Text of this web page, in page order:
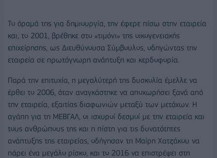
Το όραμά της για δημιουργία, την έφερε πίσω στην εταιρεία
και, το 2001, βρέθηκε στο «τιμόνι» της οικογενειακής
επιχείρησης, ως Διευθύνουσα Σύμβουλος, οδηγώντας την
εταιρεία σε πρωτόγνωρη ανάπτυξη και κερδοφορία.
Παρά την επιτυχία, η μεγαλύτερή της δυσκολία έμελλε να
έρθει το 2006, όταν αναγκάστηκε να αποχωρήσει ξανά από
την εταιρεία, εξαιτίας διαφωνιών μεταξύ των μετόχων. Η
αγάπη για τη ΜΕΒΓΑΛ, οι ισχυροί δεσμοί με την εταιρεία και
τους ανθρώπους της και η πίστη για τις δυνατότητες
ανάπτυξης της εταιρείας, οδήγησαν τη Μαίρη Χατζάκου να
πάρει ένα μεγάλο ρίσκο, και το 2016 να επιστρέψει στη